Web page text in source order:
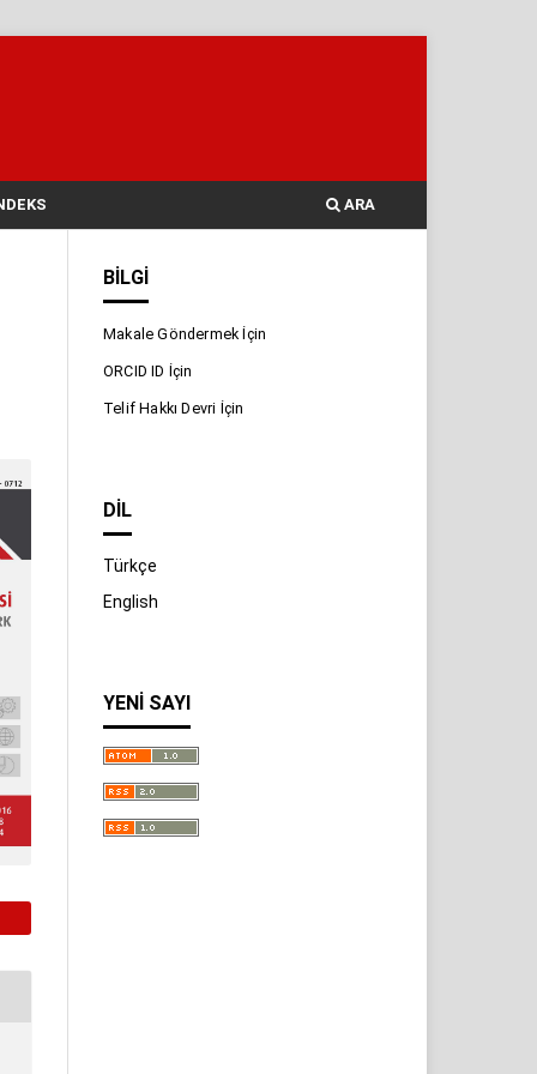
ARA
BILGI
Makale Göndermek İçin
ORCID ID İçin
Telif Hakkı Devri İçin
DIL
Türkçe
English
YENI SAYI